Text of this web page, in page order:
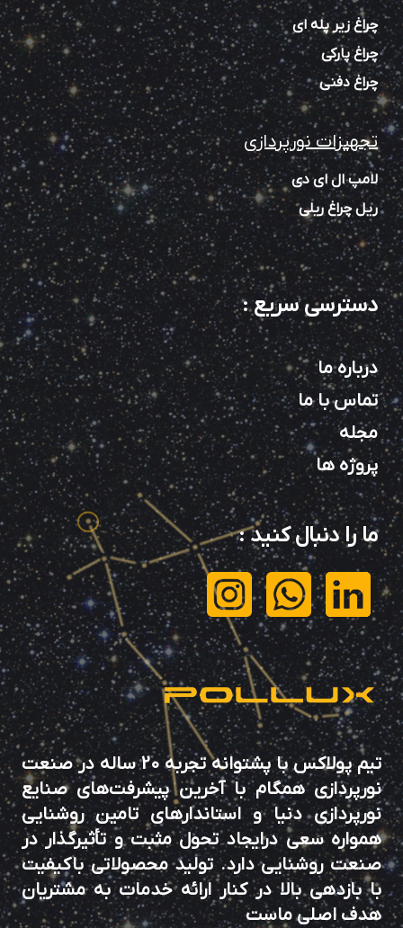
چراغ زیر پله‌ ای
چراغ پارکی
چراغ دفنی
تجهیزات نورپردازی
لامپ ال ای دی
ریل چراغ ریلی
دسترسی سریع:
درباره ما
تماس با ما
مجله
پروژه ها
ما را دنبال کنید:
تیم پولاکس با پشتوانه تجربه 20 ساله در صنعت
نورپردازی همگام با آخرین پیشرفت‌های صنایع
نورپردازی دنیا و استاندارهای تامین روشنایی
همواره سعی درایجاد تحول مثبت و تأثیرگذار در
صنعت روشنایی دارد. تولید محصولاتی باکیفیت
با بازدهی بالا در کنار ارائه خدمات به مشتریان
هدف اصلی ماست